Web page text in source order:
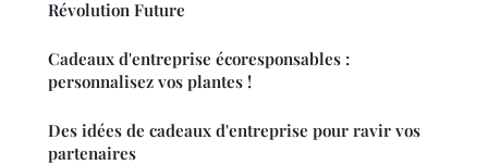
Révolution Future
Cadeaux d'entreprise écoresponsables :
personnalisez vos plantes !
Des idées de cadeaux d'entreprise pour ravir vos
partenaires